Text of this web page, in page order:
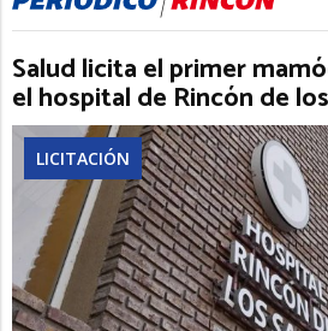
Salud licita el primer
el hospital de Rincón de
LICITACIÓN